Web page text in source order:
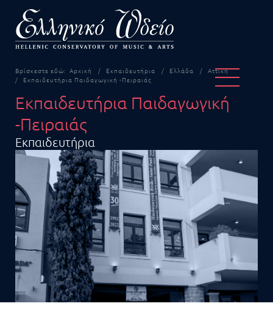
Βρίσκεστε εδώ: Αρχική Εκπαιδευτήρια Ελλάδα
Αττική
Εκπαιδευτήρια Παιδαγωγική -Πειραιάς
Εκπαιδευτήρια Παιδαγωγική
-Πειραιάς
Εκπαιδευτήρια